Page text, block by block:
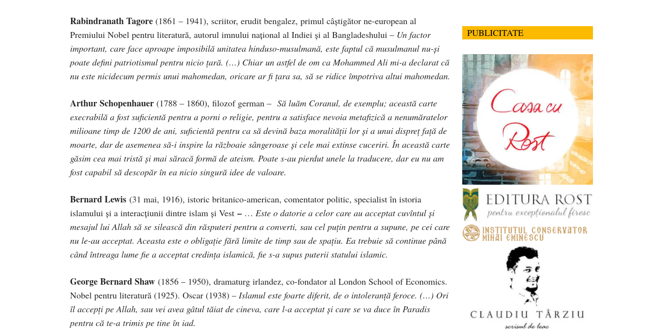
Rabindranath Tagore (1861 – 1941), scriitor, erudit bengalez, primul câştigător ne-european al
Premiului Nobel pentru literatură, autorul imnului naţional al Indiei şi al Bangladeshului – Un factor
important, care face aproape imposibilă unitatea hinduso-musulmană, este faptul că musulmanul nu-şi
poate defini patriotismul pentru nicio ţară. (…) Chiar un astfel de om ca Mohammed Ali mi-a declarat că
nu este nicidecum permis unui mahomedan, oricare ar fi ţara sa, să se ridice împotriva altui mahomedan.
Arthur Schopenhauer (1788 – 1860), filozof german – Să luăm Coranul, de exemplu; această carte
execrabilă a fost suficientă pentru a porni o religie, pentru a satisface nevoia metafizică a nenumăratelor
milioane timp de 1200 de ani, suficientă pentru ca să devină baza moralităţii lor şi a unui dispreţ faţă de
moarte, dar de asemenea să-i inspire la războaie sângeroase şi cele mai extinse cuceriri. În această carte
găsim cea mai tristă şi mai săracă formă de ateism. Poate s-au pierdut unele la traducere, dar eu nu am
fost capabil să descopăr în ea nicio singură idee de valoare.
Bernard Lewis (31 mai, 1916), istoric britanico-american, comentator politic, specialist în istoria
islamului şi a interacţiunii dintre islam şi Vest – … Este o datorie a celor care au acceptat cuvîntul şi
mesajul lui Allah să se silească din răsputeri pentru a converti, sau cel puţin pentru a supune, pe cei care
nu le-au acceptat. Aceasta este o obligaţie fără limite de timp sau de spaţiu. Ea trebuie să continue până
când întreaga lume fie a acceptat credinţa islamică, fie s-a supus puterii statului islamic.
George Bernard Shaw (1856 – 1950), dramaturg irlandez, co-fondator al London School of Economics.
Nobel pentru literatură (1925). Oscar (1938) – Islamul este foarte diferit, de o intoleranţă feroce. (…) Ori
îl accepţi pe Allah, sau vei avea gâtul tăiat de cineva, care l-a acceptat şi care se va duce în Paradis
pentru că te-a trimis pe tine în iad.
PUBLICITATE